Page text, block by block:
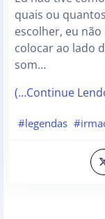
quais ou
escolher, eu
colocar ao lado
som…
(…Continue
#legendas